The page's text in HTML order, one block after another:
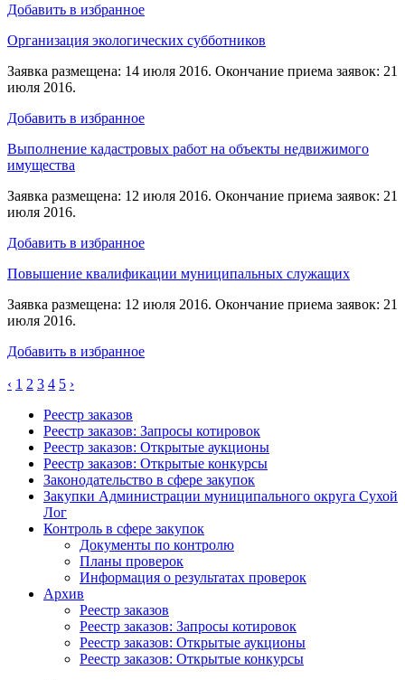
Добавить в избранное
Организация экологических субботников
Заявка размещена: 14 июля 2016. Окончание приема заявок: 21
июля 2016.
Добавить в избранное
Выполнение кадастровых работ на объекты недвижимого
имущества
Заявка размещена: 12 июля 2016. Окончание приема заявок: 21
июля 2016.
Добавить в избранное
Повышение квалификации муниципальных служащих
Заявка размещена: 12 июля 2016. Окончание приема заявок: 21
июля 2016.
Добавить в избранное
‹ 1 2 3 4 5 ›
Реестр заказов
Реестр заказов: Запросы котировок
Реестр заказов: Открытые аукционы
Реестр заказов: Открытые конкурсы
Законодательство в сфере закупок
Закупки Администрации муниципального округа Сухой
Лог
Контроль в сфере закупок
Документы по контролю
Планы проверок
Информация о результатах проверок
Архив
Реестр заказов
Реестр заказов: Запросы котировок
Реестр заказов: Открытые аукционы
Реестр заказов: Открытые конкурсы